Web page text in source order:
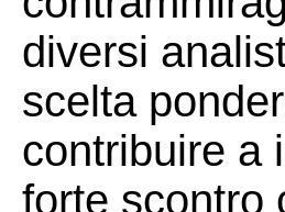
diversi
scelta
contribuire a
forte scontro